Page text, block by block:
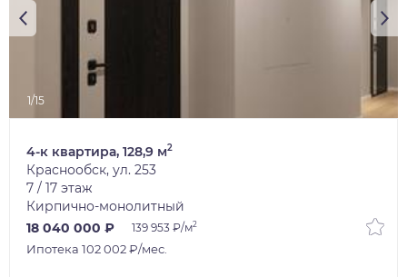
1/15
4-к квартира, 128,9 м2
Краснообск, ул. 253
7 / 17 этаж
Кирпично-монолитный
18 040 000 ₽
139 953 ₽/м2
Ипотека 102 002 ₽/мес.